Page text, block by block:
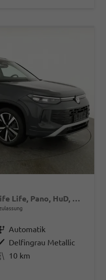
1.5 TSI eHybrid 150 kW Life Life, Pano, HuD, AHK, AreaView, Side, Navi, Winter, 5-J. Garantie
GetriebeAutomatik
AußenfarbeDelfingrau Metallic
Kilometerstand 10 km